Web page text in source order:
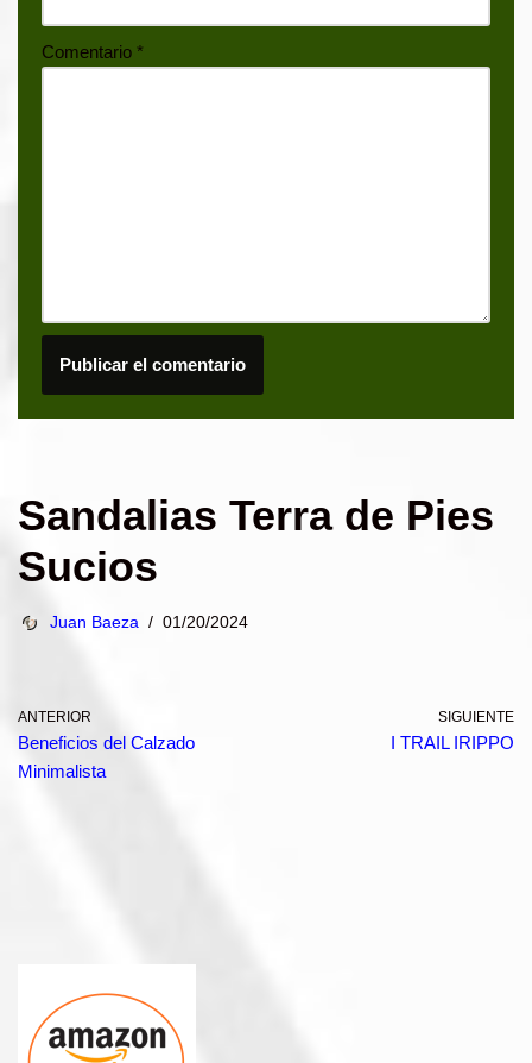
Comentario *
Sandalias Terra de Pies
Sucios
Juan Baeza 01/20/2024
ANTERIOR
Beneficios del Calzado
Minimalista
SIGUIENTE
I TRAIL IRIPPO